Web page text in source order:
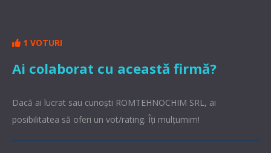
1 VOTURI
Ai colaborat cu această firmă?
Dacă ai lucrat sau cunoşti ROMTEHNOCHIM SRL, ai
posibilitatea să oferi un vot/rating. Îți mulțumim!